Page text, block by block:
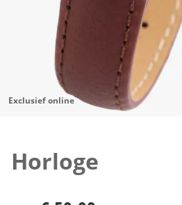
Exclusief online
Horloge
€ 59,99